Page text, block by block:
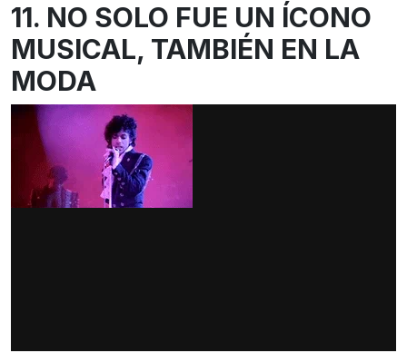
11. NO SOLO FUE UN ÍCONO
MUSICAL, TAMBIÉN EN LA
MODA